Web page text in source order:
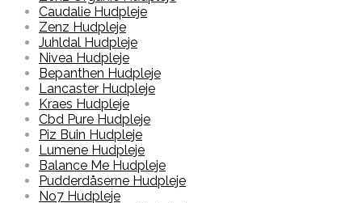
Caudalie Hudpleje
Zenz Hudpleje
Juhldal Hudpleje
Nivea Hudpleje
Bepanthen Hudpleje
Lancaster Hudpleje
Kraes Hudpleje
Cbd Pure Hudpleje
Piz Buin Hudpleje
Lumene Hudpleje
Balance Me Hudpleje
Pudderdåserne Hudpleje
No7 Hudpleje